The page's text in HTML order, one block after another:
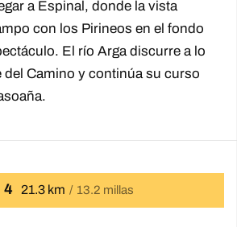
a Espinal, donde la vista
con los Pirineos en el fondo
El río Arga discurre a lo
del Camino y continúa su curso
4 21.3 km 13.2 millas